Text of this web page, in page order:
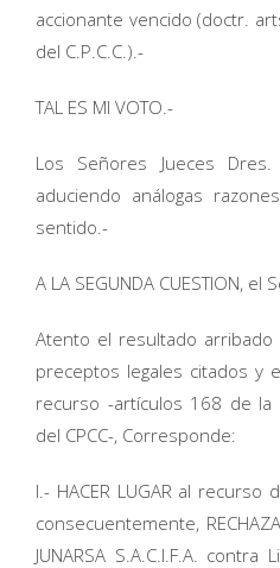
accionante vencido (doctr.
del C.P.C.C.).-
TAL ES MI VOTO.-
Los Señores Jueces
aduciendo análogas
sentido.-
A LA SEGUNDA CUESTION, el
Atento el resultado
preceptos legales citados y
recurso -artículos 168 de la
del CPCC-, Corresponde:
I.- HACER LUGAR al
consecuentemente,
JUNARSA S.A.C.I.F.A.